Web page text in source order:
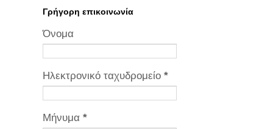
Γρήγορη επικοινωνία
Όνομα
Ηλεκτρονικό ταχυδρομείο *
Μήνυμα *